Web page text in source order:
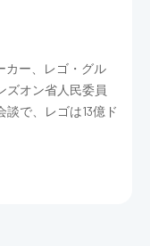
カー、レゴ・グル
ズオン省人民委員
で、レゴは13億ド